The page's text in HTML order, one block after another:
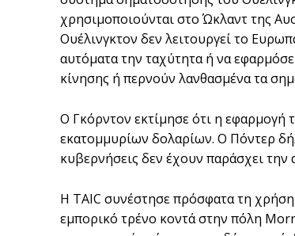
χρησιμοποιούνται στο Ώκλαντ της
Ουέλινγκτον δεν λειτουργεί το
αυτόματα την ταχύτητα ή να
κίνησης ή περνούν λανθασμένα τα
Ο Γκόρντον εκτίμησε ότι η εφαρμογή
εκατομμυρίων δολαρίων. Ο Πόντερ
κυβερνήσεις δεν έχουν παράσχει
Η TAIC συνέστησε πρόσφατα τη χρήση
εμπορικό τρένο κοντά στην πόλη